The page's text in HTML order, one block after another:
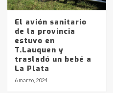
El avión sanitario
de la provincia
estuvo en
T.Lauquen y
trasladó un bebé a
La Plata
6 marzo, 2024
Identidad de
pampeanos
en la mañana